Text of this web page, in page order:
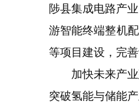
陟县集成电路产
游智能终端整机
等项目建设，完
加快未来产业
突破氢能与储能